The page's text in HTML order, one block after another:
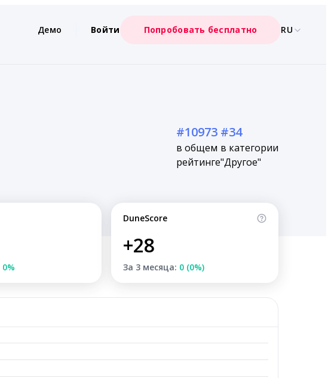
Демо Войти Попробовать бесплатно RU
#10973
в общем
рейтинге
#34
в категории
"Другое"
0%
DuneScore
+28
За 3 месяца: 0 (0%)